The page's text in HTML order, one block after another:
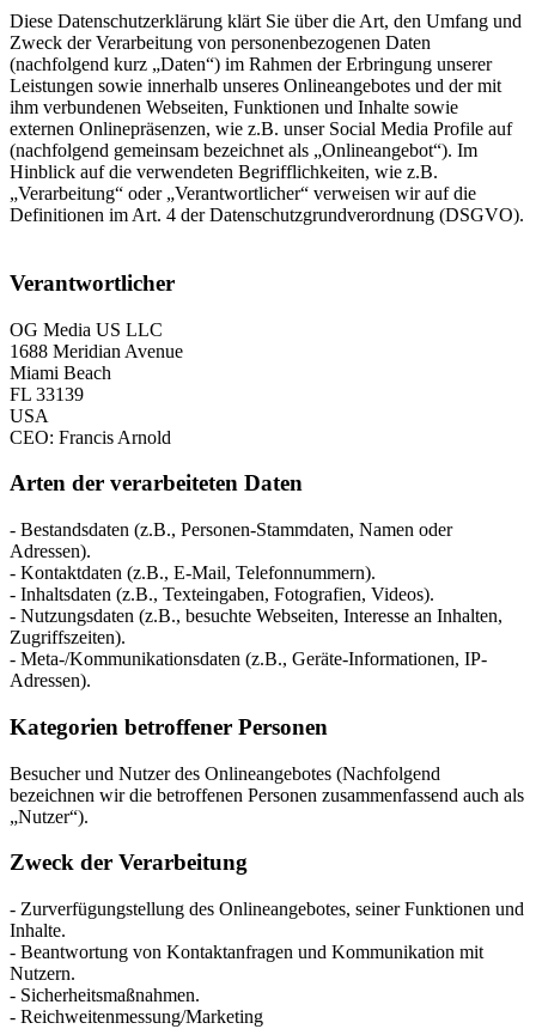
Diese Datenschutzerklärung klärt Sie über die Art, den Umfang und
Zweck der Verarbeitung von personenbezogenen Daten
(nachfolgend kurz „Daten“) im Rahmen der Erbringung unserer
Leistungen sowie innerhalb unseres Onlineangebotes und der mit
ihm verbundenen Webseiten, Funktionen und Inhalte sowie
externen Onlinepräsenzen, wie z.B. unser Social Media Profile auf
(nachfolgend gemeinsam bezeichnet als „Onlineangebot“). Im
Hinblick auf die verwendeten Begrifflichkeiten, wie z.B.
„Verarbeitung“ oder „Verantwortlicher“ verweisen wir auf die
Definitionen im Art. 4 der Datenschutzgrundverordnung (DSGVO).
Verantwortlicher
OG Media US LLC
1688 Meridian Avenue
Miami Beach
FL 33139
USA
CEO: Francis Arnold
Arten der verarbeiteten Daten
- Bestandsdaten (z.B., Personen-Stammdaten, Namen oder
Adressen).
- Kontaktdaten (z.B., E-Mail, Telefonnummern).
- Inhaltsdaten (z.B., Texteingaben, Fotografien, Videos).
- Nutzungsdaten (z.B., besuchte Webseiten, Interesse an Inhalten,
Zugriffszeiten).
- Meta-/Kommunikationsdaten (z.B., Geräte-Informationen, IP-
Adressen).
Kategorien betroffener Personen
Besucher und Nutzer des Onlineangebotes (Nachfolgend
bezeichnen wir die betroffenen Personen zusammenfassend auch als
„Nutzer“).
Zweck der Verarbeitung
- Zurverfügungstellung des Onlineangebotes, seiner Funktionen und
Inhalte.
- Beantwortung von Kontaktanfragen und Kommunikation mit
Nutzern.
- Sicherheitsmaßnahmen.
- Reichweitenmessung/Marketing